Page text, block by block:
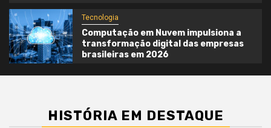
Tecnologia
Computação em Nuvem impulsiona a
transformação digital das empresas
brasileiras em 2026
HISTÓRIA EM DESTAQUE